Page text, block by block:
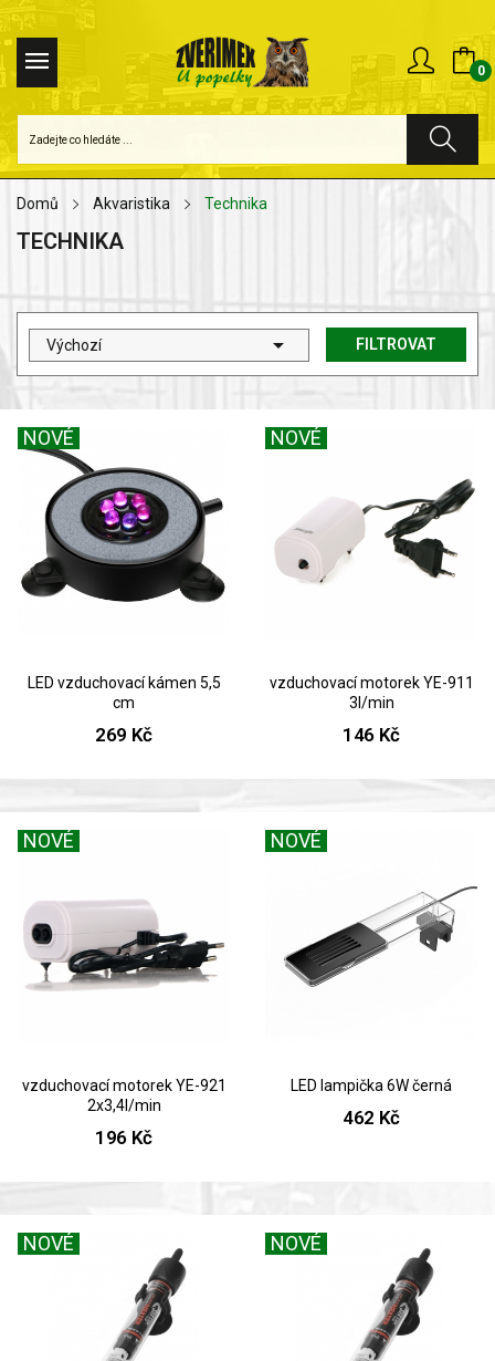
0
Domů Akvaristika Technika
TECHNIKA
Výchozí  FILTROVAT
NOVÉ
LED vzduchovací kámen 5,5
cm
269 Kč
NOVÉ
vzduchovací motorek YE-911
3l/min
146 Kč
NOVÉ
vzduchovací motorek YE-921
2x3,4l/min
196 Kč
NOVÉ
LED lampička 6W černá
462 Kč
NOVÉ NOVÉ